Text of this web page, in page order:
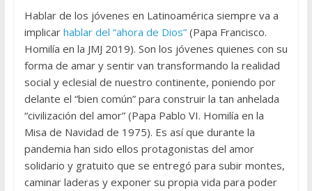
Hablar de los jóvenes en Latinoamérica siempre va a
implicar hablar del “ahora de Dios”(Papa Francisco.
Homilía en la JMJ 2019). Son los jóvenes quienes con su
forma de amar y sentir van transformando la realidad
social y eclesial de nuestro continente, poniendo por
delante el “bien común” para construir la tan anhelada
“civilización del amor” (Papa Pablo VI. Homilía en la
Misa de Navidad de 1975). Es así que durante la
pandemia han sido ellos protagonistas del amor
solidario y gratuito que se entregó para subir montes,
caminar laderas y exponer su propia vida para poder